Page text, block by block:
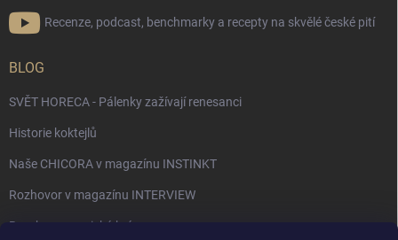
Recenze, podcast, benchmarky a recepty na skvělé české pití
BLOG
SVĚT HORECA - Pálenky zažívají renesanci
Historie koktejlů
Naše CHICORA v magazínu INSTINKT
Rozhovor v magazínu INTERVIEW
Bourbon, americká krása.